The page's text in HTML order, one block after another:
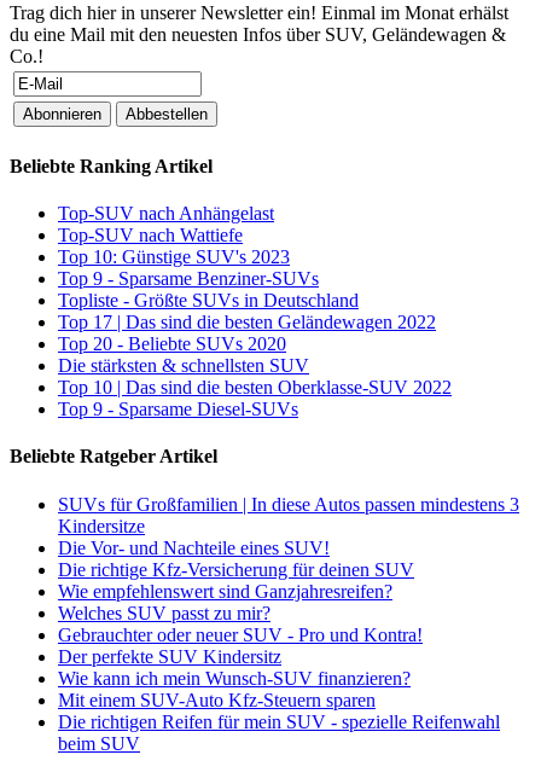
Trag dich hier in unserer Newsletter ein! Einmal im Monat erhälst
du eine Mail mit den neuesten Infos über SUV, Geländewagen &
Co.!
Beliebte Ranking Artikel
Top-SUV nach Anhängelast
Top-SUV nach Wattiefe
Top 10: Günstige SUV's 2023
Top 9 - Sparsame Benziner-SUVs
Topliste - Größte SUVs in Deutschland
Top 17 | Das sind die besten Geländewagen 2022
Top 20 - Beliebte SUVs 2020
Die stärksten & schnellsten SUV
Top 10 | Das sind die besten Oberklasse-SUV 2022
Top 9 - Sparsame Diesel-SUVs
Beliebte Ratgeber Artikel
SUVs für Großfamilien | In diese Autos passen mindestens 3
Kindersitze
Die Vor- und Nachteile eines SUV!
Die richtige Kfz-Versicherung für deinen SUV
Wie empfehlenswert sind Ganzjahresreifen?
Welches SUV passt zu mir?
Gebrauchter oder neuer SUV - Pro und Kontra!
Der perfekte SUV Kindersitz
Wie kann ich mein Wunsch-SUV finanzieren?
Mit einem SUV-Auto Kfz-Steuern sparen
Die richtigen Reifen für mein SUV - spezielle Reifenwahl
beim SUV